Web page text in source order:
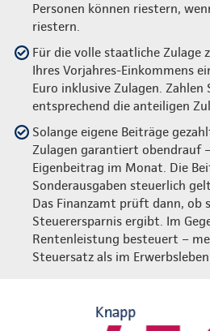
Personen können riestern,
riestern.
Für die volle staatliche Zulage
Ihres Vorjahres-Einkommens
Euro inklusive Zulagen. Zahlen
entsprechend die anteiligen
Solange eigene Beiträge
Zulagen garantiert obendrauf
Eigenbeitrag im Monat. Die
Sonderausgaben steuerlich
Das Finanzamt prüft dann, ob
Steuerersparnis ergibt. Im
Rentenleistung besteuert –
Steuersatz als im